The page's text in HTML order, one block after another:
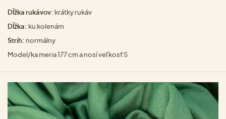
Dĺžka rukávov: krátky rukáv
Dĺžka: ku kolenám
Strih: normálny
Model/ka meria 177 cm a nosí veľkosť S